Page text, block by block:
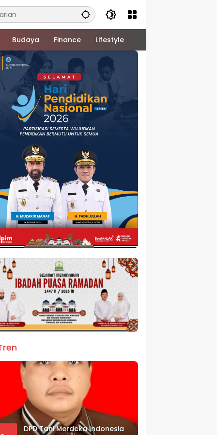
Budaya Finance Lifestyle
DPD Tani Merdeka Indonesia